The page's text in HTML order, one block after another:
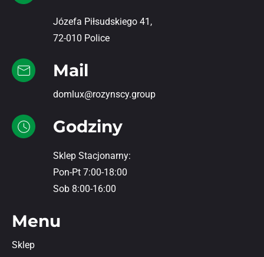
Józefa Piłsudskiego 41,
72-010 Police
Mail
domlux@rozynscy.group
Godziny
Sklep Stacjonarny:
Pon-Pt 7:00-18:00
Sob 8:00-16:00
Menu
Sklep